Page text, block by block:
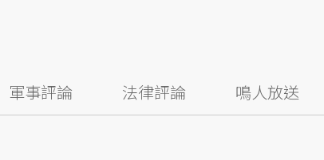
軍事評論 法律評論 鳴人放送